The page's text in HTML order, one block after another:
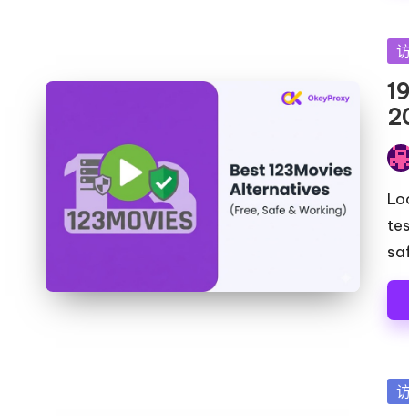
-
y
P
ro
发
在
发
布
发